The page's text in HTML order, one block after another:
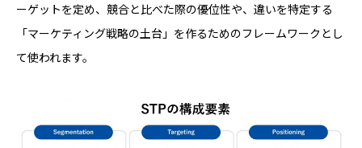
ーゲットを定め、競合と比べた際の優位性や、違いを特定する
「マーケティング戦略の土台」を作るためのフレームワークとし
て使われます。